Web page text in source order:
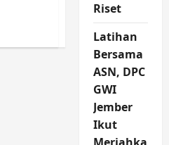
Riset
Latihan
Bersama
ASN, DPC
GWI
Jember
Ikut